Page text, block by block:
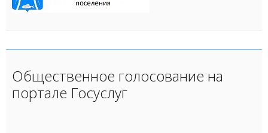
Общественное голосование на
портале Госуслуг